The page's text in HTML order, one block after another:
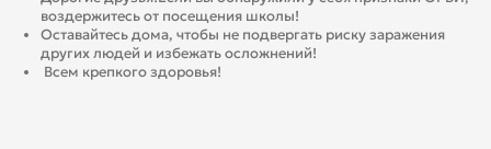
воздержитесь от посещения школы!
Оставайтесь дома, чтобы не подвергать риску заражения
других людей и избежать осложнений!
Всем крепкого здоровья!